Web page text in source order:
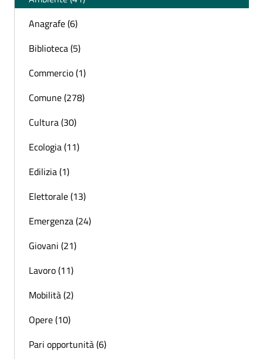
Anagrafe (6)
Biblioteca (5)
Commercio (1)
Comune (278)
Cultura (30)
Ecologia (11)
Edilizia (1)
Elettorale (13)
Emergenza (24)
Giovani (21)
Lavoro (11)
Mobilità (2)
Opere (10)
Pari opportunità (6)